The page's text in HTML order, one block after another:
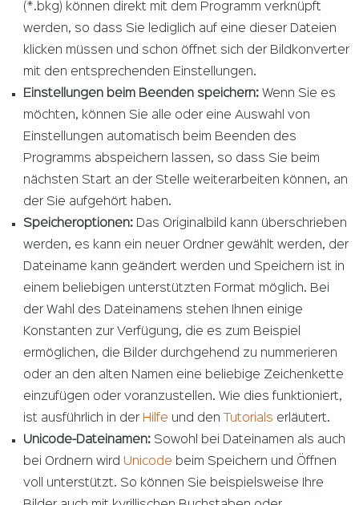
(*.bkg) können direkt mit dem Programm verknüpft
werden, so dass Sie lediglich auf eine dieser Dateien
klicken müssen und schon öffnet sich der Bildkonverter
mit den entsprechenden Einstellungen.
Einstellungen beim Beenden speichern: Wenn Sie es
möchten, können Sie alle oder eine Auswahl von
Einstellungen automatisch beim Beenden des
Programms abspeichern lassen, so dass Sie beim
nächsten Start an der Stelle weiterarbeiten können, an
der Sie aufgehört haben.
Speicheroptionen: Das Originalbild kann überschrieben
werden, es kann ein neuer Ordner gewählt werden, der
Dateiname kann geändert werden und Speichern ist in
einem beliebigen unterstützten Format möglich. Bei
der Wahl des Dateinamens stehen Ihnen einige
Konstanten zur Verfügung, die es zum Beispiel
ermöglichen, die Bilder durchgehend zu nummerieren
oder an den alten Namen eine beliebige Zeichenkette
einzufügen oder voranzustellen. Wie dies funktioniert,
ist ausführlich in der Hilfe und den Tutorials erläutert.
Unicode-Dateinamen: Sowohl bei Dateinamen als auch
bei Ordnern wird Unicode beim Speichern und Öffnen
voll unterstützt. So können Sie beispielsweise Ihre